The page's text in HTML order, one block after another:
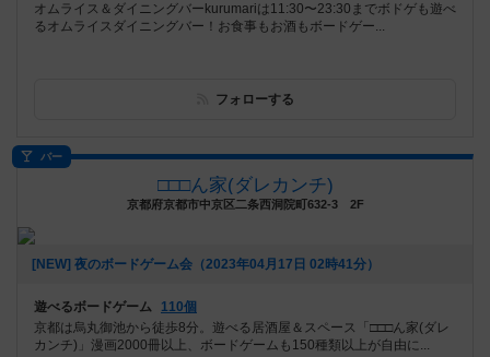
オムライス＆ダイニングバーkurumariは11:30〜23:30までボドゲも遊べ
るオムライスダイニングバー！お食事もお酒もボードゲー...
フォローする
バー
□□□ん家(ダレカンチ)
京都府京都市中京区二条西洞院町632-3 2F
[NEW] 夜のボードゲーム会（2023年04月17日 02時41分）
遊べるボードゲーム
110個
京都は烏丸御池から徒歩8分。遊べる居酒屋＆スペース「□□□ん家(ダレ
カンチ)」漫画2000冊以上、ボードゲームも150種類以上が自由に...